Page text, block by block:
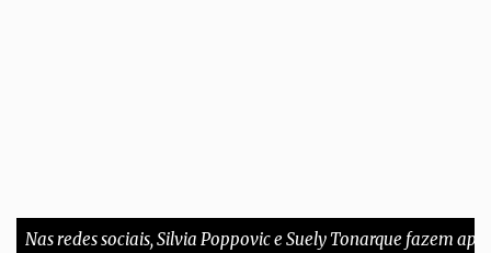
Nas redes sociais, Silvia Poppovic e Suely Tonarque fazem